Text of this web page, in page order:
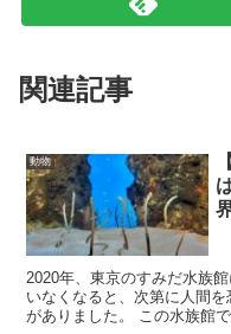
関連記事
動物
2020年、東京のすみだ水族
いなくなると、次第に人間
がありました。 この水族館